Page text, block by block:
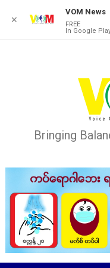
Bringing
✕
VOM News
FREE
In Google